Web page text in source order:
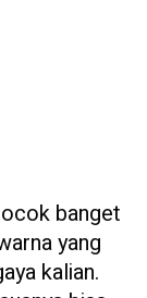
banget
yang
kalian.